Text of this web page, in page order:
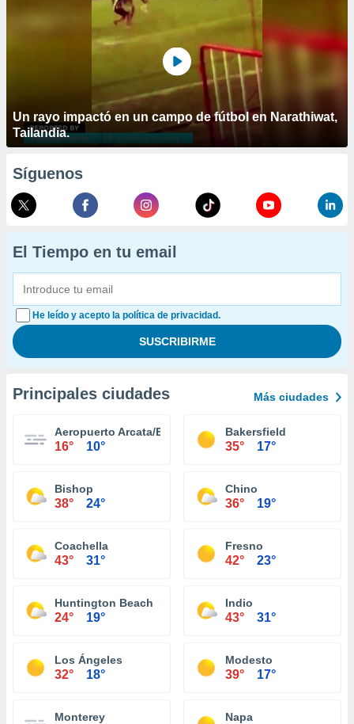
Un rayo impactó en un campo de fútbol en Narathiwat,
Tailandia.
Síguenos
El Tiempo en tu email
He leído y acepto la política de privacidad.
Principales ciudades Más ciudades
Aeropuerto Arcata/Eureka
16° 10°
Bakersfield
35° 17°
Bishop
38° 24°
Chino
36° 19°
Coachella
43° 31°
Fresno
42° 23°
Huntington Beach
24° 19°
Indio
43° 31°
Los Ángeles
32° 18°
Modesto
39° 17°
Monterey Napa